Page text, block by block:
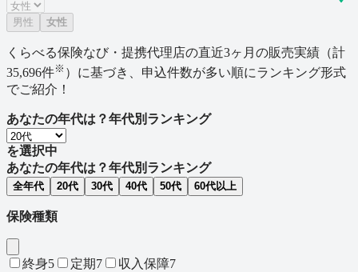
男性 女性
くらべる保険なび・提携代理店の直近3ヶ月の販売実績（計
35,696件※ ）に基づき、申込件数が多い順にランキング形式
でご紹介！
あなたの年代は？年代別ランキング
を選択中
あなたの年代は？年代別ランキング
全年代 20代 30代 40代 50代 60代以上
保険種類
終身5 定期7 収入保障7